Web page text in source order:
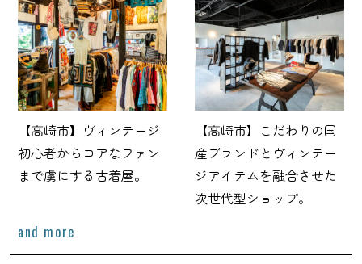
【高崎市】ヴィンテージ
初心者からコアなファン
まで虜にする古着屋。
【高崎市】こだわりの国
産ブランドとヴィンテー
ジアイテムを融合させた
次世代型ショップ。
and more